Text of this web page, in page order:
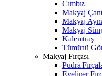
Cımbız
Makyaj
Makyaj
Makyaj
Kalemtraş
Tümünü
Makyaj Fırçası
Pudra
Eyeliner